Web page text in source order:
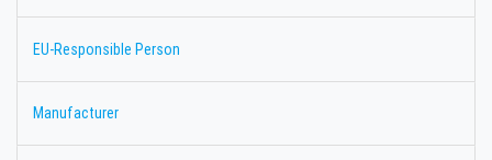
EU-Responsible Person
Manufacturer